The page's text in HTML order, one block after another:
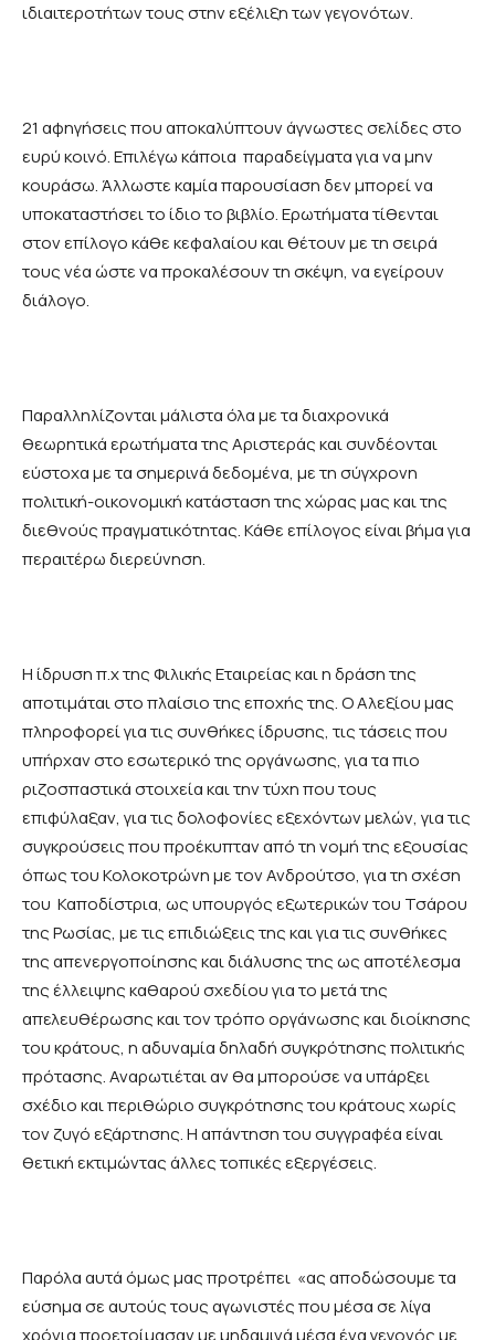
ιδιαιτεροτήτων τους στην εξέλιξη των γεγονότων.
21 αφηγήσεις που αποκαλύπτουν άγνωστες σελίδες στο
ευρύ κοινό. Επιλέγω κάποια παραδείγματα για να μην
κουράσω. Άλλωστε καμία παρουσίαση δεν μπορεί να
υποκαταστήσει το ίδιο το βιβλίο. Ερωτήματα τίθενται
στον επίλογο κάθε κεφαλαίου και θέτουν με τη σειρά
τους νέα ώστε να προκαλέσουν τη σκέψη, να εγείρουν
διάλογο.
Παραλληλίζονται μάλιστα όλα με τα διαχρονικά
θεωρητικά ερωτήματα της Αριστεράς και συνδέονται
εύστοχα με τα σημερινά δεδομένα, με τη σύγχρονη
πολιτική-οικονομική κατάσταση της χώρας μας και της
διεθνούς πραγματικότητας. Κάθε επίλογος είναι βήμα για
περαιτέρω διερεύνηση.
Η ίδρυση π.χ της Φιλικής Εταιρείας και η δράση της
αποτιμάται στο πλαίσιο της εποχής της. Ο Αλεξίου μας
πληροφορεί για τις συνθήκες ίδρυσης, τις τάσεις που
υπήρχαν στο εσωτερικό της οργάνωσης, για τα πιο
ριζοσπαστικά στοιχεία και την τύχη που τους
επιφύλαξαν, για τις δολοφονίες εξεχόντων μελών, για τις
συγκρούσεις που προέκυπταν από τη νομή της εξουσίας
όπως του Κολοκοτρώνη με τον Ανδρούτσο, για τη σχέση
του Καποδίστρια, ως υπουργός εξωτερικών του Τσάρου
της Ρωσίας, με τις επιδιώξεις της και για τις συνθήκες
της απενεργοποίησης και διάλυσης της ως αποτέλεσμα
της έλλειψης καθαρού σχεδίου για το μετά της
απελευθέρωσης και τον τρόπο οργάνωσης και διοίκησης
του κράτους, η αδυναμία δηλαδή συγκρότησης πολιτικής
πρότασης. Αναρωτιέται αν θα μπορούσε να υπάρξει
σχέδιο και περιθώριο συγκρότησης του κράτους χωρίς
τον ζυγό εξάρτησης. Η απάντηση του συγγραφέα είναι
θετική εκτιμώντας άλλες τοπικές εξεργέσεις.
Παρόλα αυτά όμως μας προτρέπει «ας αποδώσουμε τα
εύσημα σε αυτούς τους αγωνιστές που μέσα σε λίγα
χρόνια προετοίμασαν με μηδαμινά μέσα ένα γεγονός με